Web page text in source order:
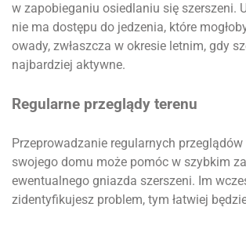
w zapobieganiu osiedlaniu się szerszeni.
nie ma dostępu do jedzenia, które
owady, zwłaszcza w okresie letnim, gdy
najbardziej aktywne.
Regularne przeglądy terenu
Przeprowadzanie regularnych przeglądów
swojego domu może pomóc w szybkim
ewentualnego gniazda szerszeni. Im
zidentyfikujesz problem, tym łatwiej